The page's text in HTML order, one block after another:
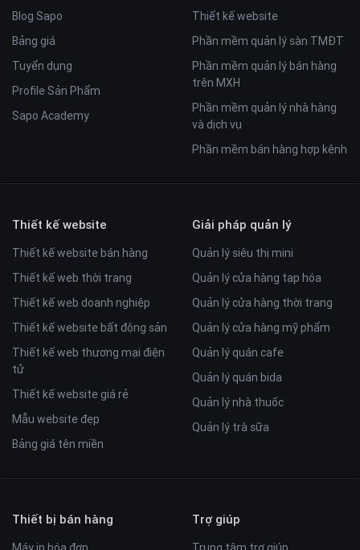
Blog Sapo
Bảng giá
Tuyển dụng
Profile Sản Phẩm
Sapo Academy
Thiết kế website
Phần mềm quản lý sàn TMĐT
Phần mềm quản lý bán hàng
trên MXH
Phần mềm quản lý nhà hàng
và dịch vụ
Phần mềm bán hàng hợp kênh
Thiết kế website
Thiết kế website bán hàng
Thiết kế web thời trang
Thiết kế web doanh nghiệp
Thiết kế website bất động sản
Thiết kế web thương mại điện
tử
Thiết kế website giá rẻ
Mẫu website đẹp
Bảng giá tên miền
Giải pháp quản lý
Quản lý siêu thị mini
Quản lý cửa hàng tạp hóa
Quản lý cửa hàng thời trang
Quản lý cửa hàng mỹ phẩm
Quản lý quán cafe
Quản lý quán bida
Quản lý nhà thuốc
Quản lý trà sữa
Thiết bị bán hàng Trợ giúp